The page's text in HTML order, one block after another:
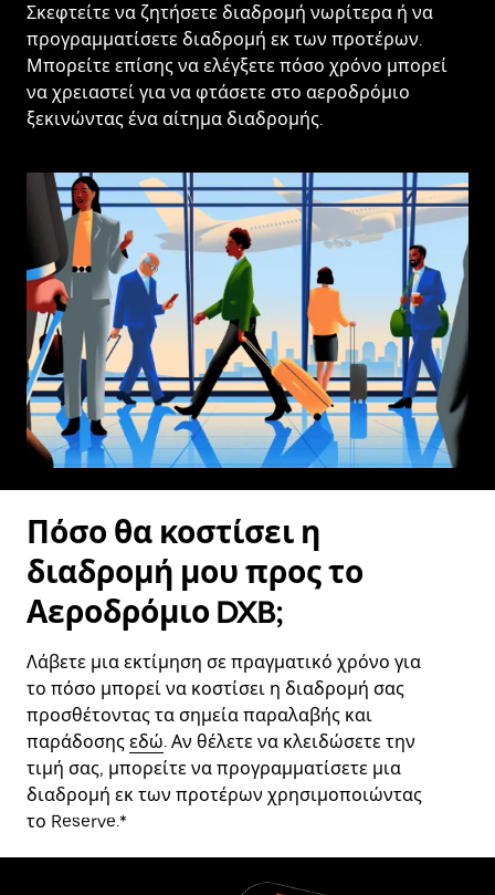
Σκεφτείτε να ζητήσετε διαδρομή νωρίτερα ή να
προγραμματίσετε διαδρομή εκ των προτέρων.
Μπορείτε επίσης να ελέγξετε πόσο χρόνο μπορεί
να χρειαστεί για να φτάσετε στο αεροδρόμιο
ξεκινώντας ένα αίτημα διαδρομής.
Πόσο θα κοστίσει η
διαδρομή μου προς το
Αεροδρόμιο DXB;
Λάβετε μια εκτίμηση σε πραγματικό χρόνο για
το πόσο μπορεί να κοστίσει η διαδρομή σας
προσθέτοντας τα σημεία παραλαβής και
παράδοσης εδώ. Αν θέλετε να κλειδώσετε την
τιμή σας, μπορείτε να προγραμματίσετε μια
διαδρομή εκ των προτέρων χρησιμοποιώντας
το Reserve.*